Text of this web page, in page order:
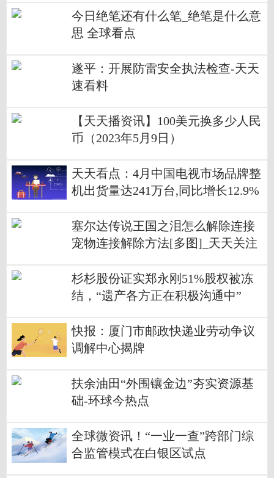
今日绝笔还有什么笔_绝笔是什么意
思 全球看点
遂平：开展防雷安全执法检查-天天
速看料
【天天播资讯】100美元换多少人民
币（2023年5月9日）
天天看点：4月中国电视市场品牌整
机出货量达241万台,同比增长12.9%
塞尔达传说王国之泪怎么解除连接
宠物连接解除方法[多图]_天天关注
杉杉股份证实郑永刚51%股权被冻
结，“遗产各方正在积极沟通中”
快报：厦门市邮政快递业劳动争议
调解中心揭牌
扶余油田“外围镶金边”夯实资源基
础-环球今热点
全球微资讯！“一业一查”跨部门综
合监管模式在白银区试点